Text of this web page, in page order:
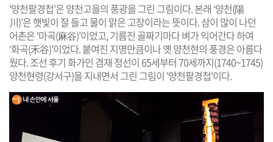
'양천팔경첩'은 양천고을의 풍광을 그린 그림이다. 본래 ‘양천(陽
川)’은 햇빛이 잘 들고 물이 맑은 고장이라는 뜻이다. 삼이 많이 나던
어촌은 ‘마곡(麻谷)’이었고, 기름진 골짜기마다 벼가 익어간다 하여
‘화곡(禾谷)’이었다. 붙여진 지명만큼이나 옛 양천현의 풍경은 아름다
웠다. 조선 후기 화가인 겸재 정선이 65세부터 70세까지(1740~1745)
양천현령(강서구)을 지내면서 그린 그림이 '양천팔경첩'이다.